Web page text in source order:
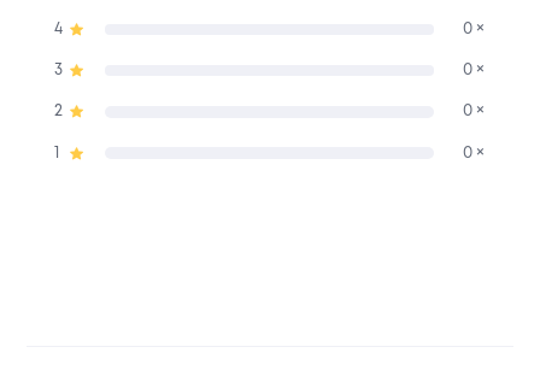
4 0 ×
3 0 ×
2 0 ×
0 ×